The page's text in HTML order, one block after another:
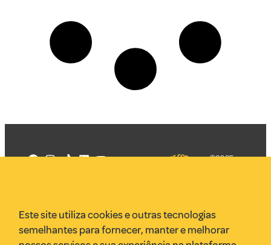
VR Assessoria
Parcerias
©2025
Este site utiliza cookies e outras tecnologias
semelhantes para fornecer, manter e melhorar